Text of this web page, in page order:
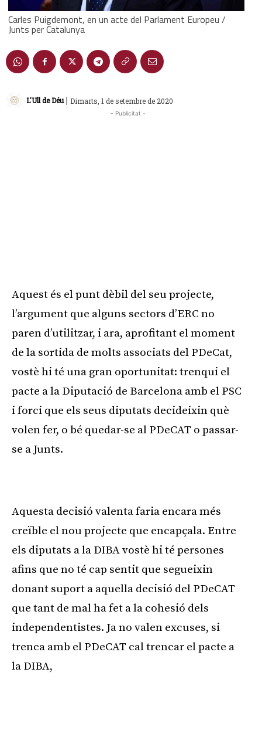
Carles Puigdemont, en un acte del Parlament Europeu /
Junts per Catalunya
L'Ull de Déu | Dimarts, 1 de setembre de 2020
- Publicitat -
Aquest és el punt dèbil del seu projecte,
l’argument que alguns sectors d’ERC no
paren d’utilitzar, i ara, aprofitant el moment
de la sortida de molts associats del PDeCat,
vostè hi té una gran oportunitat: trenqui el
pacte a la Diputació de Barcelona amb el PSC
i forci que els seus diputats decideixin què
volen fer, o bé quedar-se al PDeCAT o passar-
se a Junts.
Aquesta decisió valenta faria encara més
creïble el nou projecte que encapçala. Entre
els diputats a la DIBA vostè hi té persones
afins que no té cap sentit que segueixin
donant suport a aquella decisió del PDeCAT
que tant de mal ha fet a la cohesió dels
independentistes. Ja no valen excuses, si
trenca amb el PDeCAT cal trencar el pacte a
la DIBA,